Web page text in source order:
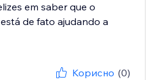
em saber que o
de fato ajudando a
Корисно (0)